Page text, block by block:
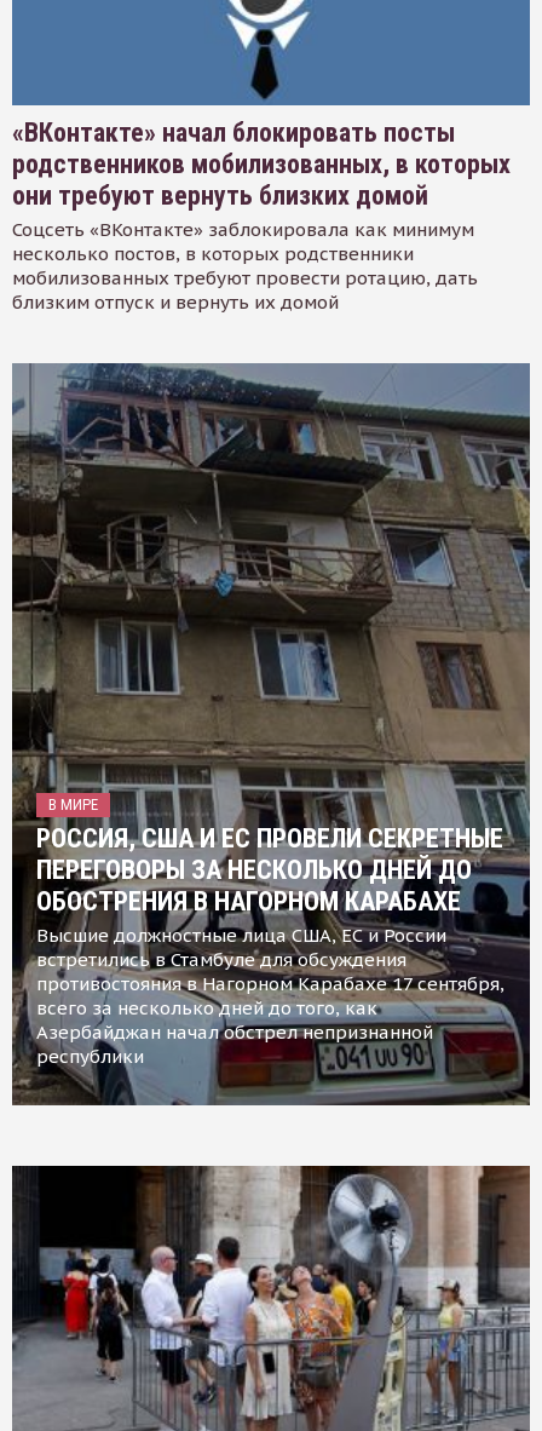
«ВКонтакте» начал блокировать посты
родственников мобилизованных, в которых
они требуют вернуть близких домой
Соцсеть «ВКонтакте» заблокировала как минимум
несколько постов, в которых родственники
мобилизованных требуют провести ротацию, дать
близким отпуск и вернуть их домой
В МИРЕ
РОССИЯ, США И ЕС ПРОВЕЛИ СЕКРЕТНЫЕ
ПЕРЕГОВОРЫ ЗА НЕСКОЛЬКО ДНЕЙ ДО
ОБОСТРЕНИЯ В НАГОРНОМ КАРАБАХЕ
Высшие должностные лица США, ЕС и России
встретились в Стамбуле для обсуждения
противостояния в Нагорном Карабахе 17 сентября,
всего за несколько дней до того, как
Азербайджан начал обстрел непризнанной
республики